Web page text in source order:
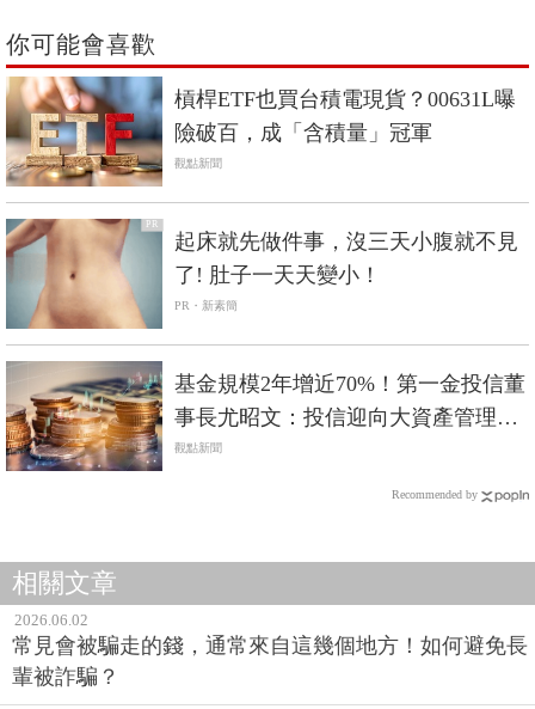
你可能會喜歡
槓桿ETF也買台積電現貨？00631L曝
險破百，成「含積量」冠軍
觀點新聞
PR
起床就先做件事，沒三天小腹就不見
了! 肚子一天天變小！
PR・新素簡
基金規模2年增近70%！第一金投信董
事長尤昭文：投信迎向大資產管理時
代
觀點新聞
Recommended by
相關文章
2026.06.02
常見會被騙走的錢，通常來自這幾個地方！如何避免長
輩被詐騙？